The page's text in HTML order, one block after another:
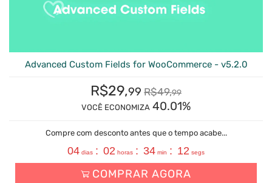
Advanced Custom Fields for WooCommerce - v5.2.0
R$29,99 R$49,99
VOCÊ ECONOMIZA 40.01%
Compre com desconto antes que o tempo acabe...
04 dias : 02 horas : 34 min : 11 segs
COMPRAR AGORA